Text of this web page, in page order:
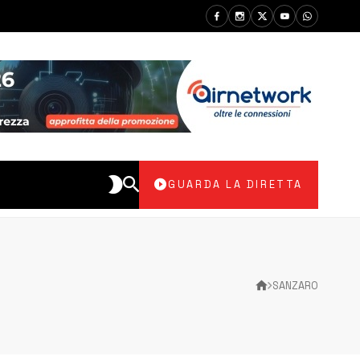
GUARDA LA DIRETTA
SANZARO